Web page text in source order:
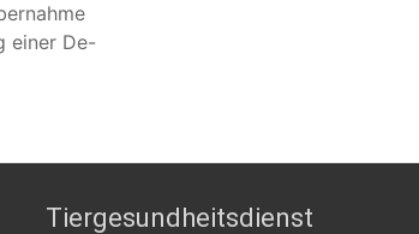
einer De-
Tiergesundheitsdienst